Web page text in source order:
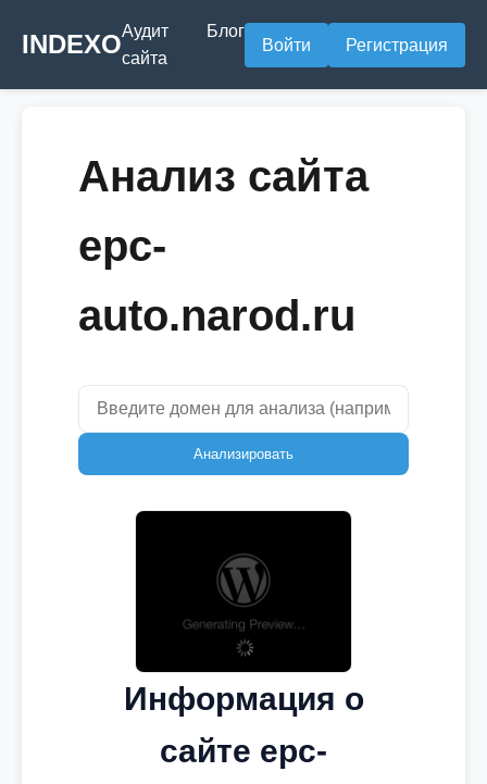
INDEXOАудит
сайта
Блог
Войти Регистрация
Анализ сайта
epc-
auto.narod.ru
Анализировать
Информация о
сайте epc-